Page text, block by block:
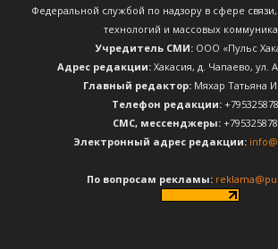
Федеральной службой по надзору в сфере
технологий и массовых
Учредитель СМИ: ООО «Пульс
Адрес редакции:Хакасия, д. Чапаево, ул.
Главный редактор: Мяхар Татьяна
Телефон редакции:
CМС, мессенджеры:
Электронный адрес редакции:
По вопросам рекламы: